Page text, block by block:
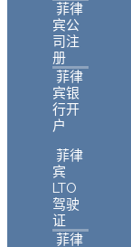
菲律
宾公
司注
册
菲律
宾银
行开
户
菲律
宾
LTO
驾驶
证
菲律